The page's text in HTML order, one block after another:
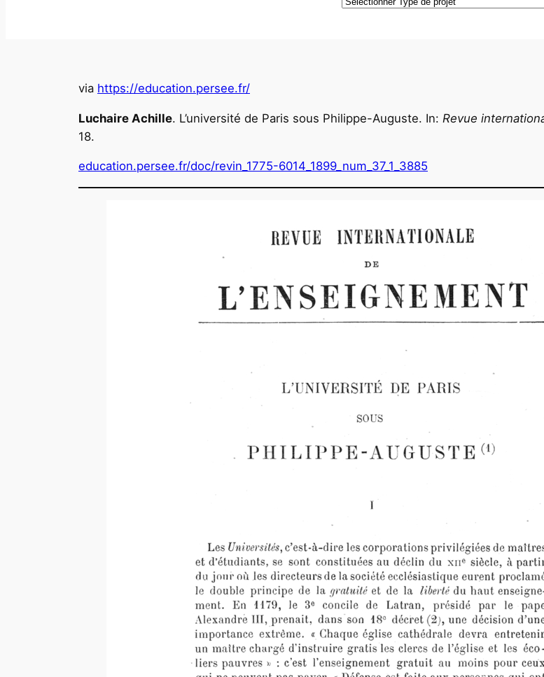
via https://education.persee.fr/
Luchaire Achille. L’université de Paris sous Philippe-Auguste. In: Revue
18.
education.persee.fr/doc/revin_1775-6014_1899_num_37_1_3885